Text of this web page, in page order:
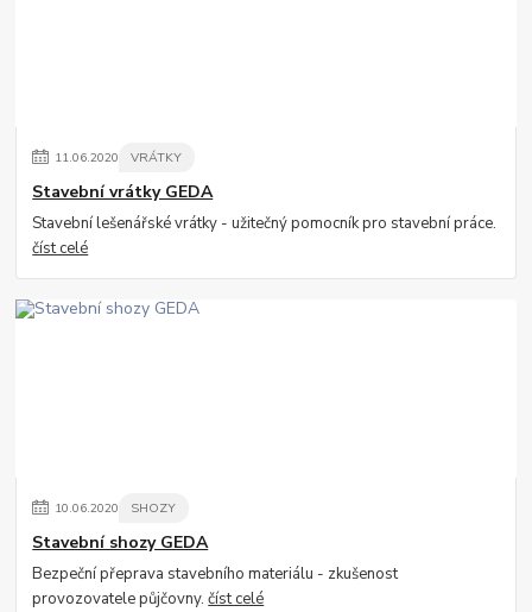
11.06.2020 VRÁTKY
Stavební vrátky GEDA
Stavební lešenářské vrátky - užitečný pomocník pro stavební práce.
číst celé
10.06.2020 SHOZY
Stavební shozy GEDA
Bezpeční přeprava stavebního materiálu - zkušenost
provozovatele půjčovny.číst celé